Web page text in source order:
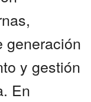
generación
y gestión
En